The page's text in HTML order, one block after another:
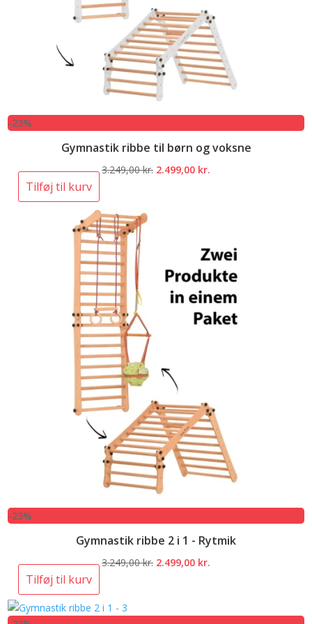
-23%
Gymnastik ribbe til børn og voksne
3.249,00kr. Den
2.499,00 kr.
Tilføj til kurv
-23%
Gymnastik ribbe 2 i 1 - Rytmik
3.249,00kr. Den
2.499,00 kr.
Tilføj til kurv